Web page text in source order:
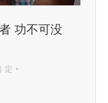
功不可没
定